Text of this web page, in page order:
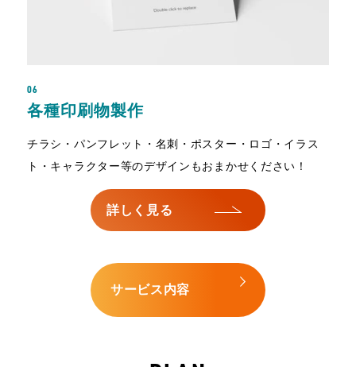
06
各種印刷物製作
チラシ・パンフレット・名刺・ポスター・ロゴ・イラス
ト・キャラクター等のデザインもおまかせください！
詳しく見る
サービス内容